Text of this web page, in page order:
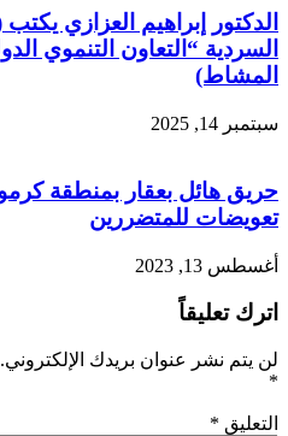
الدكتور إبراهيم العزازي
السردية “التعاون التنموي
المشاط)
سبتمبر 14, 2025
حريق هائل بعقار بمنطقة
تعويضات للمتضررين
أغسطس 13, 2023
اترك تعليقاً
لن يتم نشر عنوان بريدك الإلكتروني.
*
التعليق *